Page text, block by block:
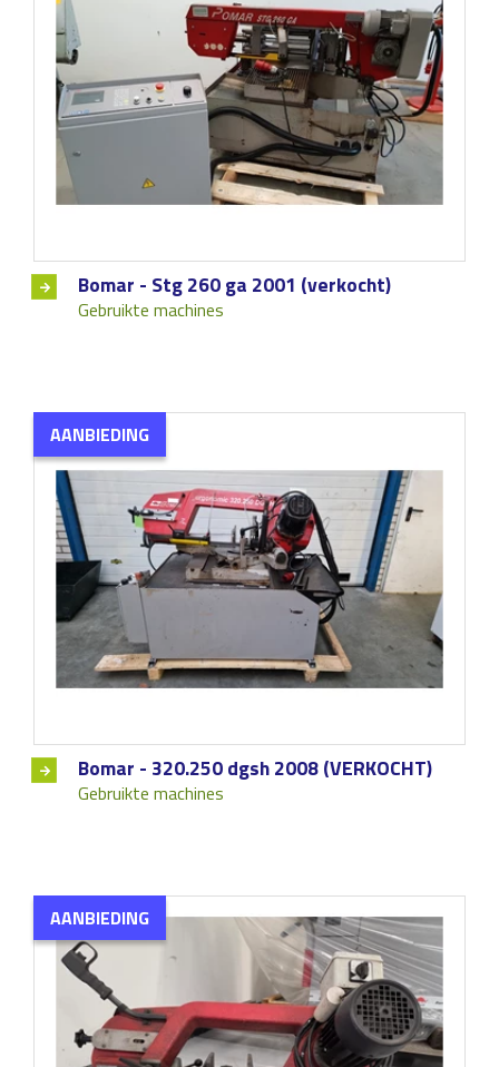
Bomar - Stg 260 ga 2001 (verkocht)
Gebruikte machines
AANBIEDING
Bomar - 320.250 dgsh 2008 (VERKOCHT)
Gebruikte machines
AANBIEDING